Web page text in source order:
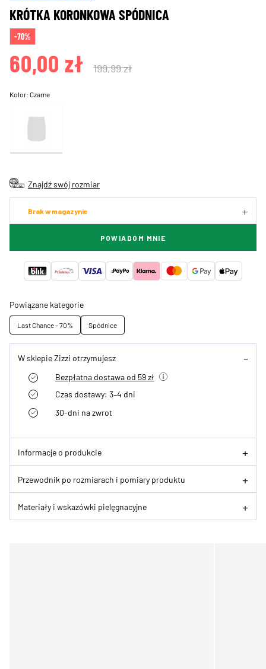
KRÓTKA KORONKOWA SPÓDNICA
-70%
60,00 zł 199,99 zł
Kolor:Czarne
Znajdź swój rozmiar
Brak w magazynie
POWIADOM MNIE
Powiązane kategorie
Last Chance - 70% Spódnice
W sklepie Zizzi otrzymujesz
Bezpłatna dostawa od 59 zł
Czas dostawy: 3–4 dni
30-dni na zwrot
Informacje o produkcie
Przewodnik po rozmiarach i pomiary produktu
Materiały i wskazówki pielęgnacyjne